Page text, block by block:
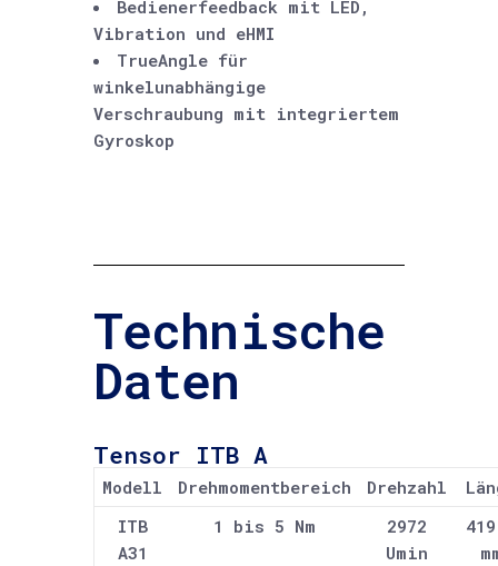
Bedienerfeedback mit LED,
Vibration und eHMI
TrueAngle für
winkelunabhängige
Verschraubung mit integriertem
Gyroskop
Technische
Daten
Tensor ITB A
Modell Drehmomentbereich Drehzahl
ITB
A31
1 bis 5 Nm
2972
Umin